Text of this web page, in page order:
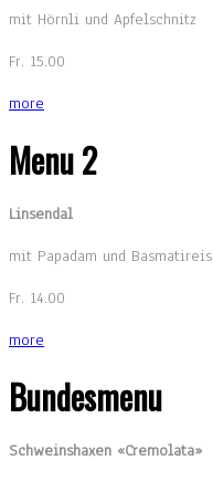
mit Hörnli und Apfelschnitz
Fr. 15.00
more
Menu 2
Linsendal
mit Papadam und Basmatireis
Fr. 14.00
more
Bundesmenu
Schweinshaxen «Cremolata»